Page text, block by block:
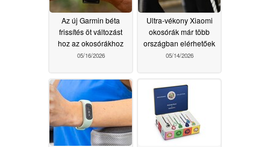
Az új Garmin béta
frissítés öt változást
hoz az okosórákhoz
05/16/2026
Ultra-vékony Xiaomi
okosórák már több
országban elérhetőek
05/14/2026